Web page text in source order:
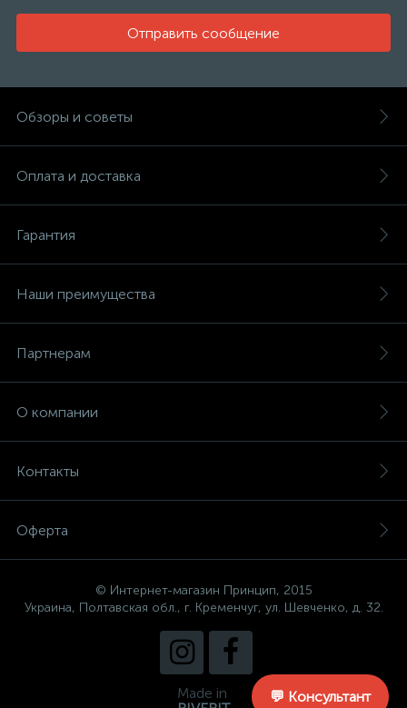
Отправить сообщение
Обзоры и советы
Оплата и доставка
Гарантия
Наши преимущества
Партнерам
О компании
Контакты
Оферта
© Интернет-магазин Принцип, 2015
Украина, Полтавская обл., г. Кременчуг, ул. Шевченко, д. 32.
Made in
💬 Консультант